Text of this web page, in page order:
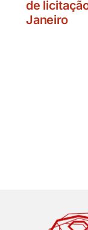
de
Janeiro